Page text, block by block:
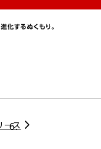
プ
プ
ース